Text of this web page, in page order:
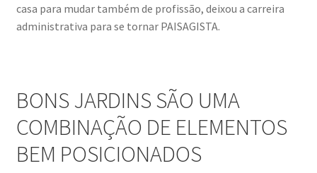
casa para mudar também de profissão, deixou a carreira
administrativa para se tornar PAISAGISTA.
BONS JARDINS SÃO UMA
COMBINAÇÃO DE ELEMENTOS
BEM POSICIONADOS